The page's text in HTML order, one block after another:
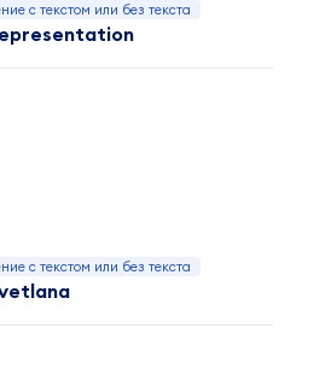
с текстом или без текста
с текстом или без текста